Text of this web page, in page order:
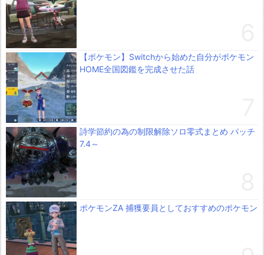
【ポケモン】Switchから始めた自分がポケモン
HOME全国図鑑を完成させた話
詩学節約の為の制限解除ソロ零式まとめ パッチ
7.4～
ポケモンZA 捕獲要員としておすすめのポケモン